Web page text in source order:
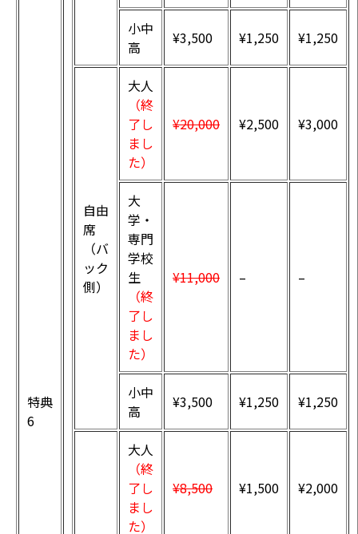
特典
6
小中
高
¥3,500 ¥1,250 ¥1,250
自由
席
（バ
ック
側）
大人
（終
了し
まし
た）
¥20,000 ¥2,500 ¥3,000
大
学・
専門
学校
生
（終
了し
まし
た）
¥11,000 – –
小中
高
¥3,500 ¥1,250 ¥1,250
大人
（終
了し
まし
た）
¥8,500 ¥1,500 ¥2,000